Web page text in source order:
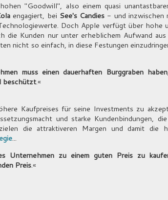
"Goodwill", also einem quasi
engagiert, bei See's Candies - und inzwischen
Doch Apple verfügt über hohe
die Kunden nur unter erheblichem Aufwand
nicht so einfach, in diese Festungen
muss einen dauerhaften Burggraben
beschützt.«
Kaufpreises für seine Investments zu
und starke Kundenbindungen,
die attraktiveren Margen und damit die
...
Unternehmen zu einem guten Preis zu
Preis.«